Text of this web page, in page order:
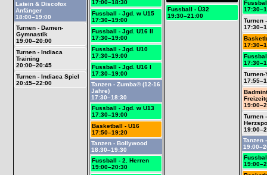
Latein & Discofox
Anfänger
18:00–19:00
Turnen - Damen-
Gymnastik
19:00–20:00
Turnen - Indiaca
Training
20:00–20:45
Turnen - Indiaca Spiel
20:45–22:00
17:00–18:30
Fussball - Jgd. w U15
17:30–19:00
Fussball - Jgd. U16 II
17:30–19:00
Fussball - Jgd. U10
17:30–19:00
Fussball - Jgd. U16 I
17:30–19:00
Tanzen - Zumba® (12-16
Jahre)
17:30–18:30
Fussball - Jgd. w U13
17:30–19:00
Basketball - U16
17:50–19:20
Tanzen - Bollywood
18:30–19:30
Fussball - 2. Herren
19:00–20:30
Fussball - Ü32
19:30–21:00
Turnen
Turnen-
Turnen
Tanzen